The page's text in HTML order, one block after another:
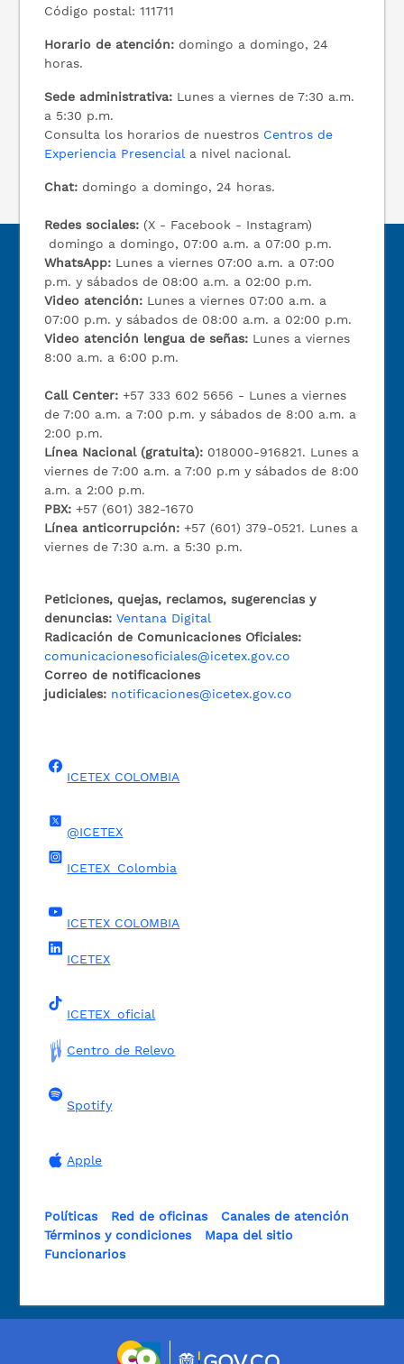
Código postal: 111711
Horario de atención: domingo a domingo, 24
horas.
Sede administrativa: Lunes a viernes de 7:30 a.m.
a 5:30 p.m.
Consulta los horarios de nuestros Centros de
Experiencia Presencial a nivel nacional.
Chat: domingo a domingo, 24 horas.
Redes sociales: (X - Facebook - Instagram)
domingo a domingo, 07:00 a.m. a 07:00 p.m.
WhatsApp: Lunes a viernes 07:00 a.m. a 07:00
p.m. y sábados de 08:00 a.m. a 02:00 p.m.
Video atención: Lunes a viernes 07:00 a.m. a
07:00 p.m. y sábados de 08:00 a.m. a 02:00 p.m.
Video atención lengua de señas: Lunes a viernes
8:00 a.m. a 6:00 p.m.
Call Center:+57 333 602 5656 - Lunes a viernes
de 7:00 a.m. a 7:00 p.m. y sábados de 8:00 a.m. a
2:00 p.m.
Línea Nacional (gratuita): 018000-916821. Lunes a
viernes de 7:00 a.m. a 7:00 p.m y sábados de 8:00
a.m. a 2:00 p.m.
PBX:+57 (601) 382-1670
Línea anticorrupción:+57 (601) 379-0521. Lunes a
viernes de 7:30 a.m. a 5:30 p.m.
Peticiones, quejas, reclamos, sugerencias y
denuncias: Ventana Digital
Radicación de Comunicaciones Oficiales:
comunicacionesoficiales@icetex.gov.co
Correo de notificaciones
judiciales: notificaciones@icetex.gov.co
ICETEX COLOMBIA
@ICETEX
ICETEX_Colombia
ICETEX COLOMBIA
ICETEX
ICETEX_oficial
Centro de Relevo
Spotify
Apple
Políticas Red de oficinas
Canales de atención
Términos y condiciones
Mapa del sitio
Funcionarios